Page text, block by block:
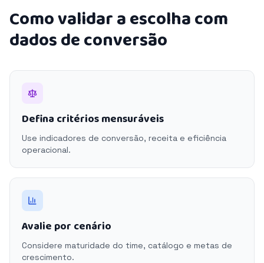
Como validar a escolha com
dados de conversão
Defina critérios mensuráveis
Use indicadores de conversão, receita e eficiência
operacional.
Avalie por cenário
Considere maturidade do time, catálogo e metas de
crescimento.